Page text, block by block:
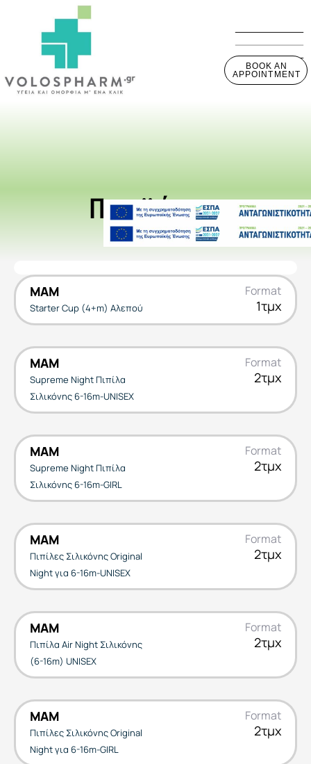
BOOK AN
APPOINTMENT
Προϊόντα
MAM
Starter Cup (4+m) Αλεπού
Format
1τμχ
MAM
Supreme Night Πιπίλα
Σιλικόνης 6-16m-UNISEX
Format
2τμχ
MAM
Supreme Night Πιπίλα
Σιλικόνης 6-16m-GIRL
Format
2τμχ
MAM
Πιπίλες Σιλικόνης Original
Night για 6-16m-UNISEX
Format
2τμχ
MAM
Πιπίλα Air Night Σιλικόνης
(6-16m) UNISEX
Format
2τμχ
MAM
Πιπίλες Σιλικόνης Original
Night για 6-16m-GIRL
Format
2τμχ